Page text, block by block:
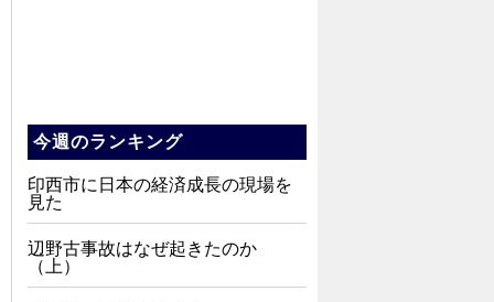
今週のランキング
印西市に日本の経済成長の現場を
見た
辺野古事故はなぜ起きたのか
（上）